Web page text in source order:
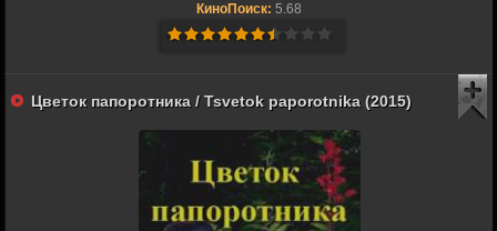
КиноПоиск: 5.68
Цветок папоротника / Tsvetok paporotnika (2015)